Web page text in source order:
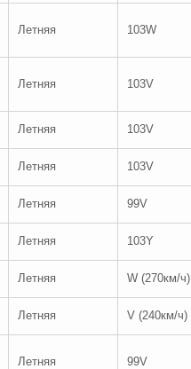
Летняя 103W
Летняя 103V
Летняя 103V
Летняя 103V
Летняя 99V
Летняя 103Y
Летняя W (270км/ч)
Летняя V (240км/ч)
Летняя 99V